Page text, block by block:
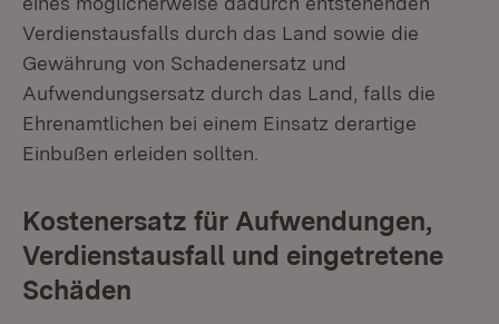
Verdienstausfalls durch das Land sowie die
Gewährung von Schadenersatz und
Aufwendungsersatz durch das Land, falls die
Ehrenamtlichen bei einem Einsatz derartige
Einbußen erleiden sollten.
Kostenersatz für Aufwendungen,
Verdienstausfall und eingetretene
Schäden